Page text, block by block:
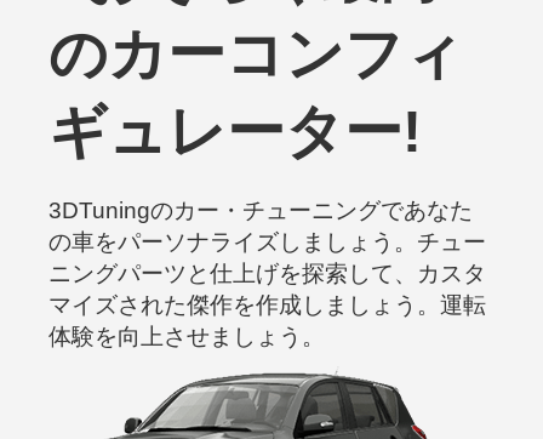
のカーコンフィ
ギュレーター!
3DTuningのカー・チューニングであなた
の車をパーソナライズしましょう。チュー
ニングパーツと仕上げを探索して、カスタ
マイズされた傑作を作成しましょう。運転
体験を向上させましょう。